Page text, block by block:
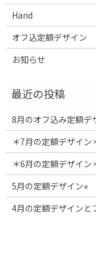
Hand
オフ込定額デザイン
お知らせ
8月のオフ込み定額デ
＊7月の定額デザイン
＊6月の定額デザイン
5月の定額デザイン⭐︎
4月の定額デザインと